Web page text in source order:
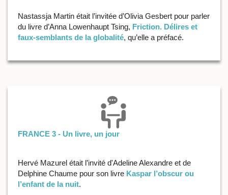
Nastassja Martin était l’invitée d’Olivia Gesbert pour parler
du livre d’Anna Lowenhaupt Tsing, Friction. Délires et
faux-semblants de la globalité, qu’elle a préfacé.
FRANCE 3 - Un livre, un jour
Hervé Mazurel était l’invité d'Adeline Alexandre et de
Delphine Chaume pour son livre Kaspar l’obscur ou
l’enfant de la nuit.